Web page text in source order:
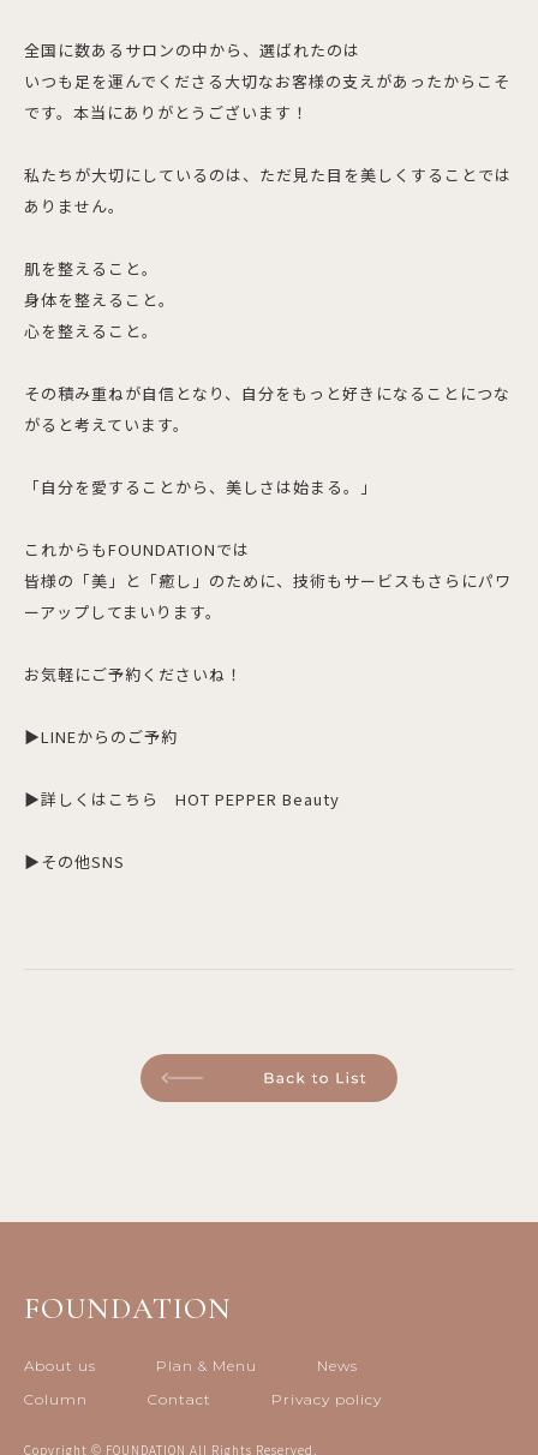
全国に数あるサロンの中から、選ばれたのは
いつも足を運んでくださる大切なお客様の支えがあったからこそ
です。本当にありがとうございます！
私たちが大切にしているのは、ただ見た目を美しくすることでは
ありません。
肌を整えること。
身体を整えること。
心を整えること。
その積み重ねが自信となり、自分をもっと好きになることにつな
がると考えています。
「自分を愛することから、美しさは始まる。」
これからもFOUNDATIONでは
皆様の「美」と「癒し」のために、技術もサービスもさらにパワ
ーアップしてまいります。
お気軽にご予約くださいね！
▶︎LINEからのご予約
▶︎詳しくはこちら HOT PEPPER Beauty
▶︎その他SNS
FOUNDATION
About us Plan & Menu
News
Column
Contact Privacy policy
Copyright © FOUNDATION All Rights Reserved.